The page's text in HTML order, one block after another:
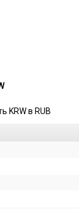
KRWв RUB